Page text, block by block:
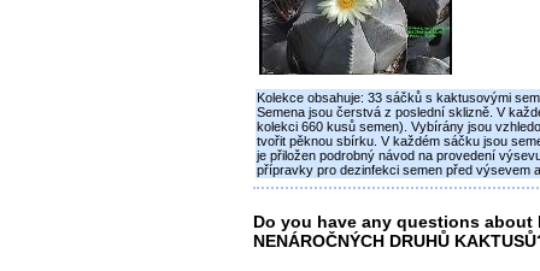
Kolekce obsahuje: 33 sáčků s kaktusovými
Semena jsou čerstvá z poslední sklizně. V
kolekci 660 kusů semen). Vybírány jsou
tvořit pěknou sbírku. V každém sáčku jsou
je přiložen podrobný návod na provedení
přípravky pro dezinfekci semen před výsevem
Do you have any questions about
NENÁROČNÝCH DRUHŮ